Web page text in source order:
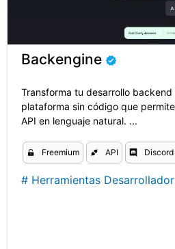
Backengine
Transforma tu desarrollo
plataforma sin código que
API en lenguaje natural. ...
Freemium API Discord
# Herramientas